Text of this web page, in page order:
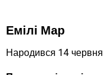
Емілі Мар
Народився 14